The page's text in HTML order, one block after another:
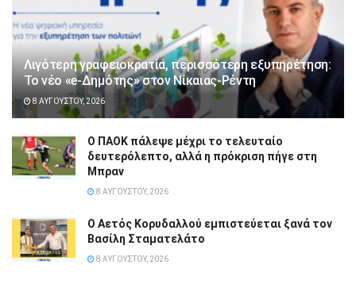
Λιγότερη γραφειοκρατία, περισσότερη εξυπηρέτηση:
Το νέο «e-Δημότης» στον Νίκαιας-Ρέντη
8 ΑΥΓΟΎΣΤΟΥ, 2026
Ο ΠΑΟΚ πάλεψε μέχρι το τελευταίο
δευτερόλεπτο, αλλά η πρόκριση πήγε στη
Μπραν
8 ΑΥΓΟΎΣΤΟΥ, 2026
Ο Αετός Κορυδαλλού εμπιστεύεται ξανά τον
Βασίλη Σταματελάτο
8 ΑΥΓΟΎΣΤΟΥ, 2026